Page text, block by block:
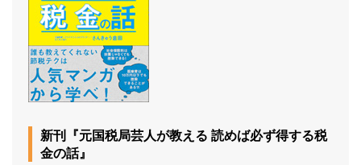
新刊『元国税局芸人が教える 読めば必ず得する税
金の話』